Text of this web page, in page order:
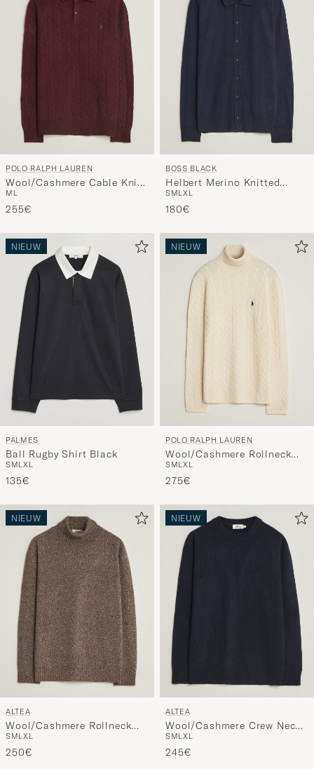
POLO RALPH LAUREN
Wool/Cashmere Cable Knit
Polo Aged Wine Heather
M L
255€
BOSS BLACK
Helbert Merino Knitted
Cardigan Dark Blue
SMLXL
180€
NIEUW
PALMES
Ball Rugby Shirt Black
SMLXL
135€
NIEUW
POLO RALPH LAUREN
Wool/Cashmere Rollneck
Andover Cream
SMLXL
275€
NIEUW
ALTEA
Wool/Cashmere Rollneck
Brown Melange
SMLXL
250€
NIEUW
ALTEA
Wool/Cashmere Crew Neck
Pullover Navy
SMLXL
245€